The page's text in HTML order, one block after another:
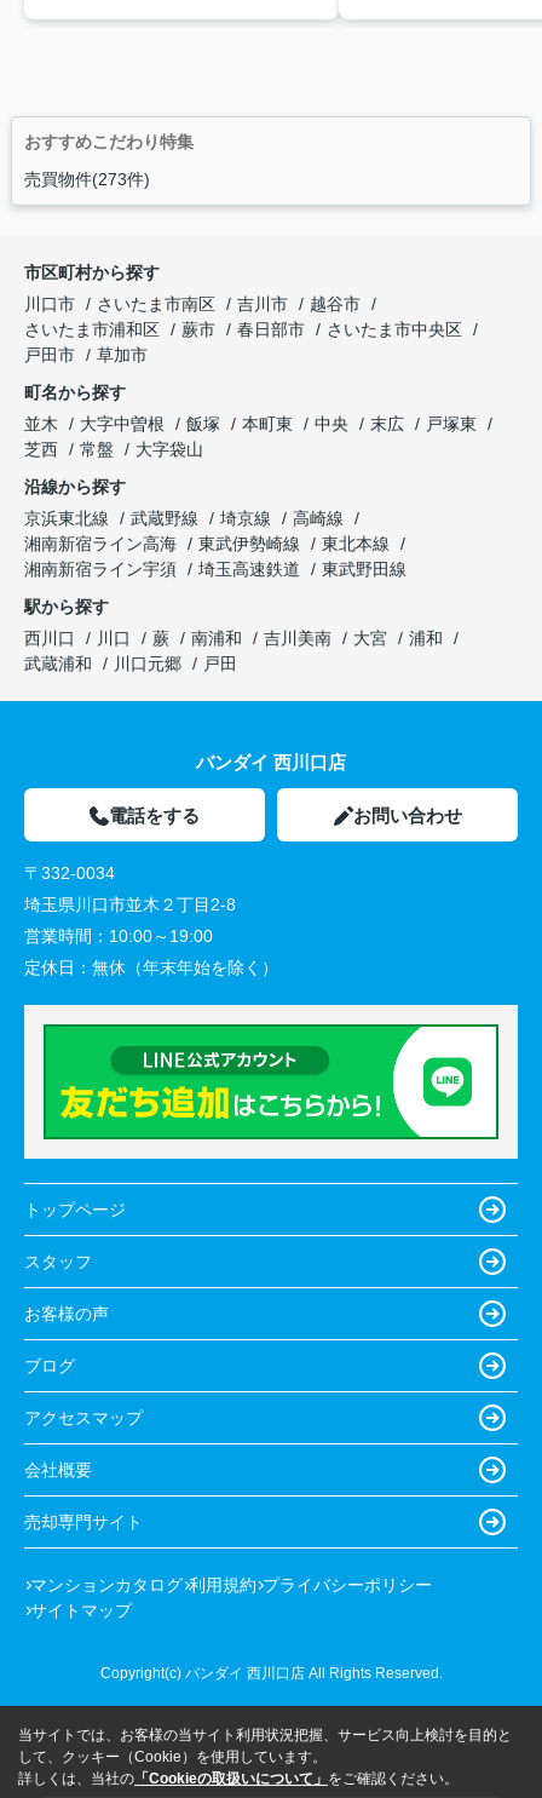
おすすめこだわり特集
売買物件(273件)
市区町村から探す
川口市
さいたま市南区 吉川市
越谷市
さいたま市浦和区
蕨市 春日部市
さいたま市中央区
戸田市
草加市
町名から探す
並木
大字中曽根 飯塚 本町東 中央 末広
戸塚東
芝西
常盤
大字袋山
沿線から探す
京浜東北線
武蔵野線 埼京線
高崎線
湘南新宿ライン高海
東武伊勢崎線
東北本線
湘南新宿ライン宇須
埼玉高速鉄道
東武野田線
駅から探す
西川口
川口 蕨 南浦和 吉川美南 大宮
浦和
武蔵浦和
川口元郷 戸田
バンダイ 西川口店
電話をする お問い合わせ
〒332-0034
埼玉県川口市並木２丁目2-8
営業時間： 10:00～19:00
定休日： 無休（年末年始を除く）
トップページ
スタッフ
お客様の声
ブログ
アクセスマップ
会社概要
売却専門サイト
マンションカタログ 利用規約 プライバシーポリシー
サイトマップ
Copyright(c) バンダイ 西川口店 All Rights Reserved.
当サイトでは、お客様の当サイト利用状況把握、サービス向上検討を目的と
して、クッキー（Cookie）を使用しています。
詳しくは、当社の 「Cookieの取扱いについて」 をご確認ください。